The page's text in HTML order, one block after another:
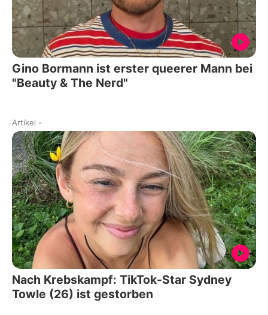
Gino Bormann ist erster queerer Mann bei
"Beauty & The Nerd"
Artikel -
Nach Krebskampf: TikTok-Star Sydney
Towle (26) ist gestorben